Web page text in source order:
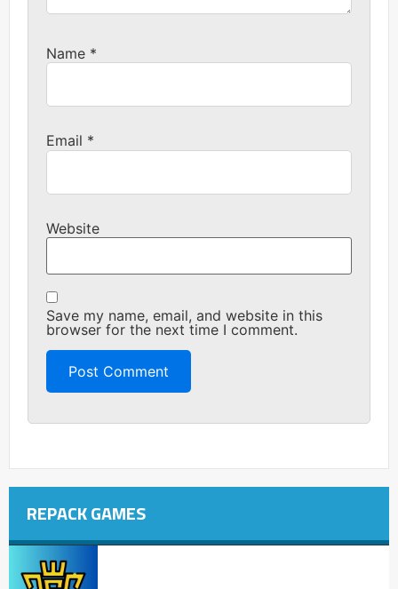
Name *
Email *
Website
Save my name, email, and website in this
browser for the next time I comment.
REPACK GAMES